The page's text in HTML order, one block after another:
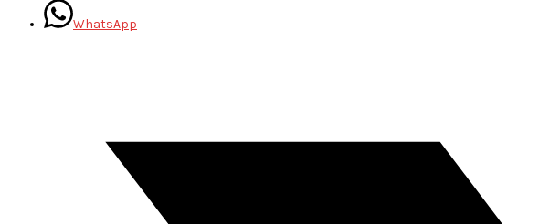
WhatsApp